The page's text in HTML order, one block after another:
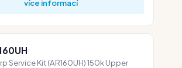
více informací
Service Kit (AR160UH) 150k Upper